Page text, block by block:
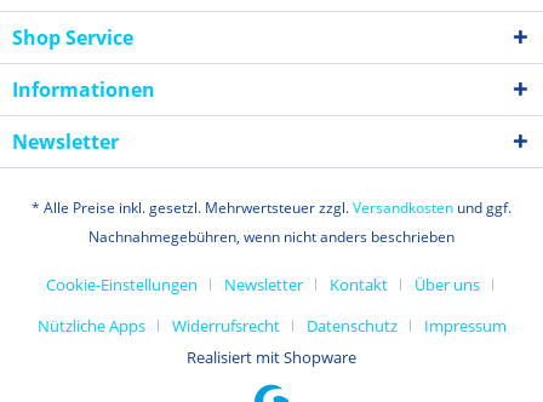
Shop Service
Informationen
Newsletter
* Alle Preise inkl. gesetzl. Mehrwertsteuer zzgl.Versandkosten und ggf.
Nachnahmegebühren, wenn nicht anders beschrieben
Cookie-Einstellungen Newsletter Kontakt
Über uns
Nützliche Apps
Widerrufsrecht Datenschutz
Impressum
Realisiert mit Shopware